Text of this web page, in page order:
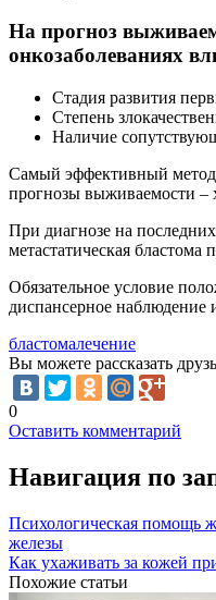
На прогноз
онкозаболеваниях
Стадия развития
Степень
Наличие
Самый эффективный
прогнозы выживаемости –
При диагнозе на
метастатическая бластома
Обязательное условие
диспансерное наблюдение
бластомалечение
Вы можете рассказать
0
Оставить комментарий
Навигация по
Психологическая помощь
железы
Как ухаживать за кожей
Похожие статьи